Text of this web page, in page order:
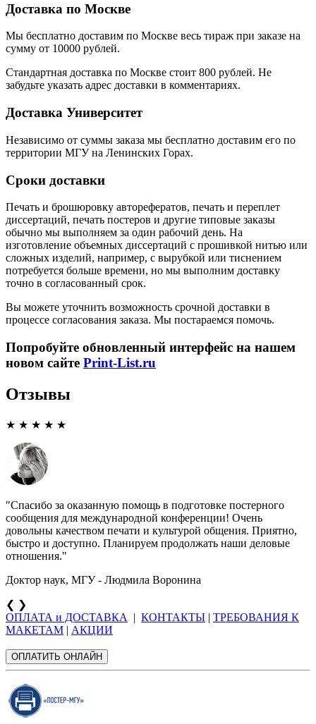
Доставка по Москве
Мы бесплатно доставим по Москве весь тираж при заказе на
сумму от 10000 рублей.
Стандартная доставка по Москве стоит 800 рублей. Не
забудьте указать адрес доставки в комментариях.
Доставка Университет
Независимо от суммы заказа мы бесплатно доставим его по
территории МГУ на Ленинских Горах.
Сроки доставки
Печать и брошюровку авторефератов, печать и переплет
диссертаций, печать постеров и другие типовые заказы
обычно мы выполняем за один рабочий день. На
изготовление объемных диссертаций с прошивкой нитью или
сложных изделий, например, с вырубкой или тиснением
потребуется больше времени, но мы выполним доставку
точно в согласованный срок.
Вы можете уточнить возможность срочной доставки в
процессе согласования заказа. Мы постараемся помочь.
Попробуйте обновленный интерфейс на нашем
новом сайте Print-List.ru
Отзывы
★ ★ ★ ★ ★
Спасибо за оказанную помощь в подготовке постерного
сообщения для международной конференции! Очень
довольны качеством печати и культурой общения. Приятно,
быстро и доступно. Планируем продолжать наши деловые
отношения.
Доктор наук, МГУ - Людмила Воронина
❮ ❯
ОПЛАТА и ДОСТАВКА
| КОНТАКТЫ | ТРЕБОВАНИЯ К
МАКЕТАМ | АКЦИИ